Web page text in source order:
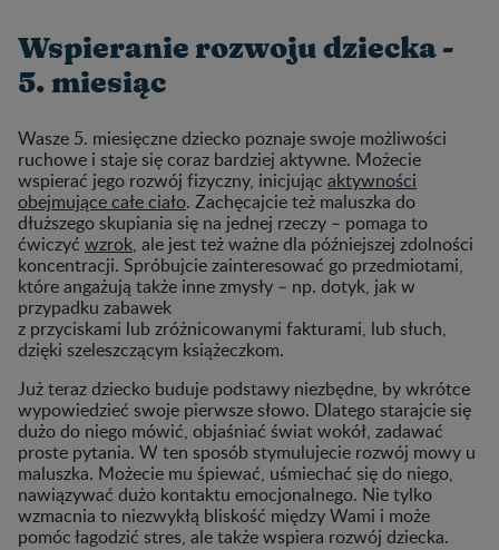
Wspieranie rozwoju dziecka -
5. miesiąc
Wasze 5. miesięczne dziecko poznaje swoje możliwości
ruchowe i staje się coraz bardziej aktywne. Możecie
wspierać jego rozwój fizyczny, inicjując aktywności
obejmujące całe ciało. Zachęcajcie też maluszka do
dłuższego skupiania się na jednej rzeczy – pomaga to
ćwiczyć wzrok, ale jest też ważne dla późniejszej zdolności
koncentracji. Spróbujcie zainteresować go przedmiotami,
które angażują także inne zmysły – np. dotyk, jak w
przypadku zabawek
z przyciskami lub zróżnicowanymi fakturami, lub słuch,
dzięki szeleszczącym książeczkom.
Już teraz dziecko buduje podstawy niezbędne, by wkrótce
wypowiedzieć swoje pierwsze słowo. Dlatego starajcie się
dużo do niego mówić, objaśniać świat wokół, zadawać
proste pytania. W ten sposób stymulujecie rozwój mowy u
maluszka. Możecie mu śpiewać, uśmiechać się do niego,
nawiązywać dużo kontaktu emocjonalnego. Nie tylko
wzmacnia to niezwykłą bliskość między Wami i może
pomóc łagodzić stres, ale także wspiera rozwój dziecka.